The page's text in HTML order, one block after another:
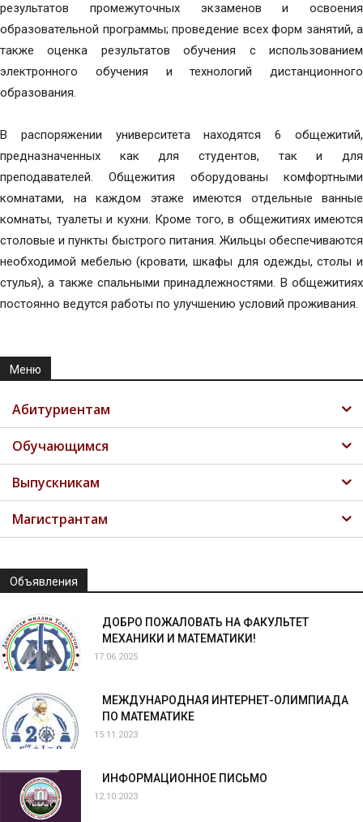
результатов промежуточных экзаменов и освоения
образовательной программы; проведение всех форм занятий, а
также оценка результатов обучения с использованием
электронного обучения и технологий дистанционного
образования.
В распоряжении университета находятся 6 общежитий,
предназначенных как для студентов, так и для
преподавателей. Общежития оборудованы комфортными
комнатами, на каждом этаже имеются отдельные ванные
комнаты, туалеты и кухни. Кроме того, в общежитиях имеются
столовые и пункты быстрого питания. Жильцы обеспечиваются
необходимой мебелью (кровати, шкафы для одежды, столы и
стулья), а также спальными принадлежностями. В общежитиях
постоянно ведутся работы по улучшению условий проживания.
Меню
Абитуриентам
Обучающимся
Выпускникам
Магистрантам
Объявления
ДОБРО ПОЖАЛОВАТЬ НА ФАКУЛЬТЕТ
МЕХАНИКИ И МАТЕМАТИКИ!
17.06.2025
МЕЖДУНАРОДНАЯ ИНТЕРНЕТ-ОЛИМПИАДА
ПО МАТЕМАТИКЕ
15.11.2023
ИНФОРМАЦИОННОЕ ПИСЬМО
12.10.2023